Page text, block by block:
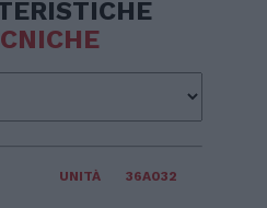
UNITÀ 36A032